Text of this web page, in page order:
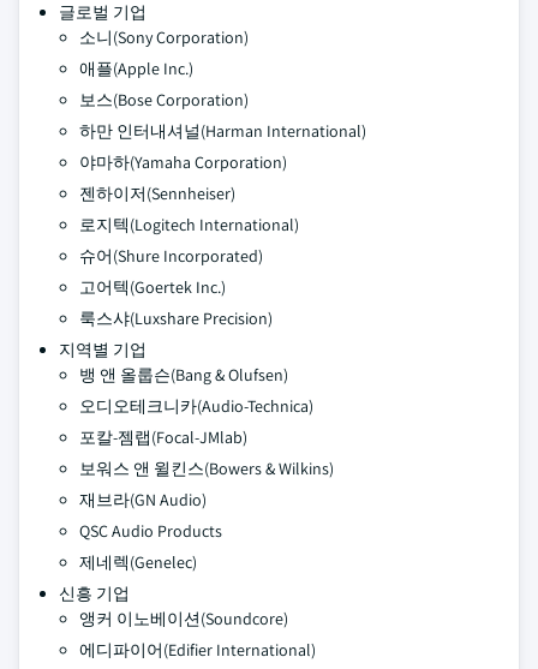
글로벌 기업
소니(Sony Corporation)
애플(Apple Inc.)
보스(Bose Corporation)
하만 인터내셔널(Harman International)
야마하(Yamaha Corporation)
젠하이저(Sennheiser)
로지텍(Logitech International)
슈어(Shure Incorporated)
고어텍(Goertek Inc.)
룩스샤(Luxshare Precision)
지역별 기업
뱅 앤 올룹슨(Bang & Olufsen)
오디오테크니카(Audio-Technica)
포칼-젬랩(Focal-JMlab)
보워스 앤 윌킨스(Bowers & Wilkins)
재브라(GN Audio)
QSC Audio Products
제네렉(Genelec)
신흥 기업
앵커 이노베이션(Soundcore)
에디파이어(Edifier International)